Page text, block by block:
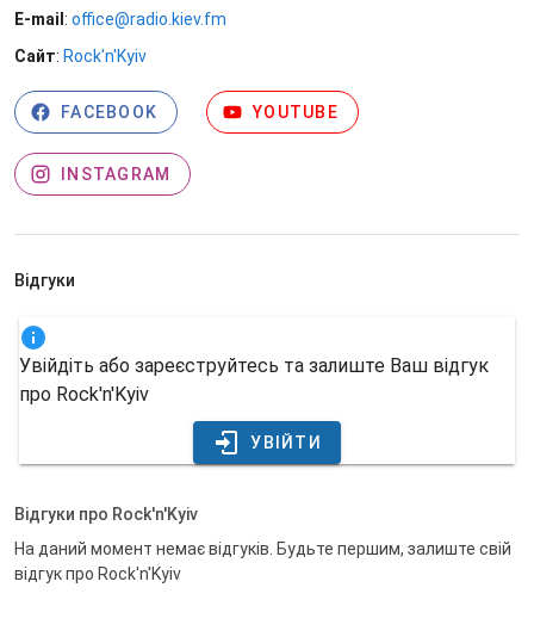
E-mail : office@radio.kiev.fm
Сайт: Rock'n'Kyiv
FACEBOOK YOUTUBE
INSTAGRAM
Відгуки
Увійдіть або зареєструйтесь та залиште Ваш відгук
про Rock'n'Kyiv
УВІЙТИ
Відгуки про Rock'n'Kyiv
На даний момент немає відгуків. Будьте першим, залиште свій
відгук про Rock'n'Kyiv